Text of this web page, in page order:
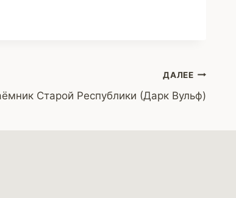
ДАЛЕЕ
Старой Республики (Дарк Вульф)